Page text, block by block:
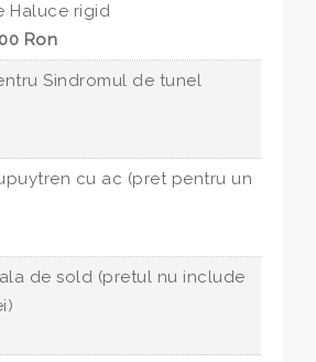
Haluce rigid
Ron
Sindromul de tunel
cu ac (pret pentru un
de sold (pretul nu include